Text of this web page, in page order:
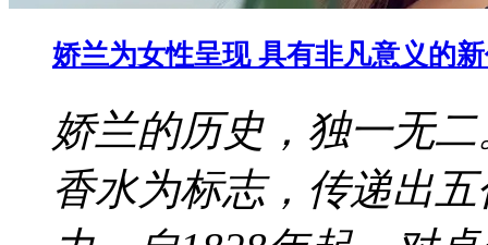
娇兰为女性呈现 具有非凡意义的
娇兰的历史，独一无
香水为标志，传递出